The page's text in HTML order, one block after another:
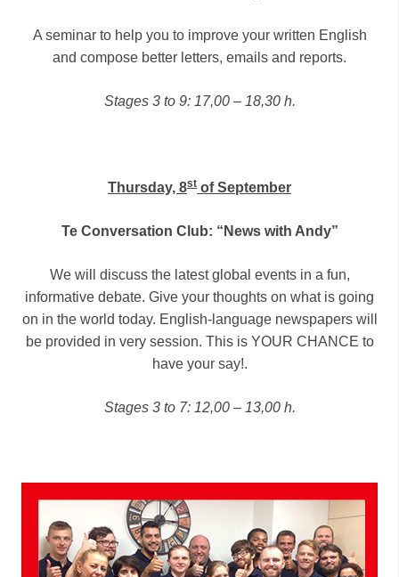
A seminar to help you to improve your written English
and compose better letters, emails and reports.
Stages 3 to 9: 17,00 – 18,30 h.
Thursday, 8st of September
Te Conversation Club: “News with Andy”
We will discuss the latest global events in a fun,
informative debate. Give your thoughts on what is going
on in the world today. English-language newspapers will
be provided in very session. This is YOUR CHANCE to
have your say!.
Stages 3 to 7: 12,00 – 13,00 h.